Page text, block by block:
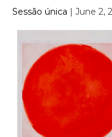
Sessão única | June 2,